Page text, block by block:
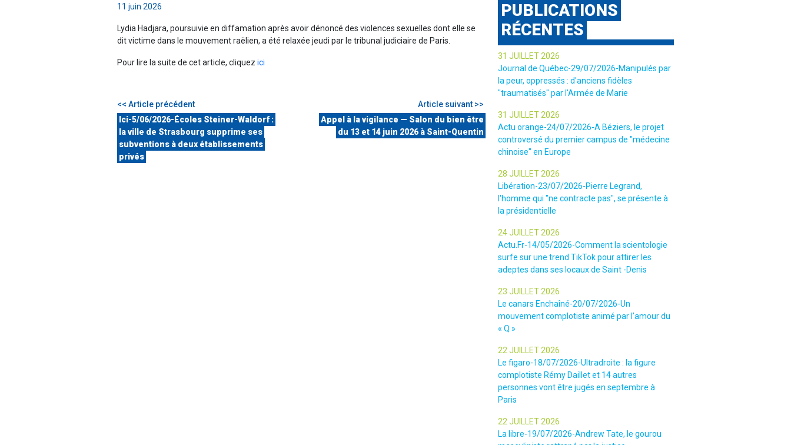
11 juin 2026
Lydia Hadjara, poursuivie en diffamation après avoir dénoncé des violences sexuelles dont elle se
dit victime dans le mouvement raëlien, a été relaxée jeudi par le tribunal judiciaire de Paris.
Pour lire la suite de cet article, cliquez ici
<< Article précédent
Ici-5/06/2026-Écoles Steiner-Waldorf :
la ville de Strasbourg supprime ses
subventions à deux établissements
privés
Article suivant >>
Appel à la vigilance — Salon du bien être
du 13 et 14 juin 2026 à Saint-Quentin
PUBLICATIONS
RÉCENTES
31 JUILLET 2026
Journal de Québec-29/07/2026-Manipulés par
la peur, oppressés : d'anciens fidèles
"traumatisés" par l'Armée de Marie
31 JUILLET 2026
Actu orange-24/07/2026-A Béziers, le projet
controversé du premier campus de "médecine
chinoise" en Europe
28 JUILLET 2026
Libération-23/07/2026-Pierre Legrand,
l'homme qui "ne contracte pas", se présente à
la présidentielle
24 JUILLET 2026
Actu.Fr-14/05/2026-Comment la scientologie
surfe sur une trend TikTok pour attirer les
adeptes dans ses locaux de Saint -Denis
23 JUILLET 2026
Le canars Enchaîné-20/07/2026-Un
mouvement complotiste animé par l’amour du
« Q »
22 JUILLET 2026
Le figaro-18/07/2026-Ultradroite : la figure
complotiste Rémy Daillet et 14 autres
personnes vont être jugés en septembre à
Paris
22 JUILLET 2026
La libre-19/07/2026-Andrew Tate, le gourou